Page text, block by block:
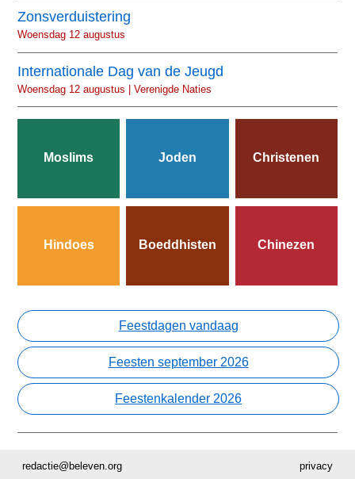
Zonsverduistering
Woensdag 12 augustus
Internationale Dag van de Jeugd
Woensdag 12 augustus | Verenigde Naties
Moslims Joden Christenen
Hindoes Boeddhisten Chinezen
Feestdagen vandaag
Feesten september 2026
Feestenkalender 2026
privacy
redactie@beleven.org